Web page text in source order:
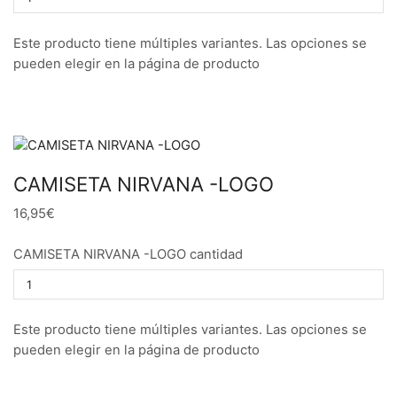
Este producto tiene múltiples variantes. Las opciones se
pueden elegir en la página de producto
CAMISETA NIRVANA -LOGO
16,95€
CAMISETA NIRVANA -LOGO cantidad
Este producto tiene múltiples variantes. Las opciones se
pueden elegir en la página de producto